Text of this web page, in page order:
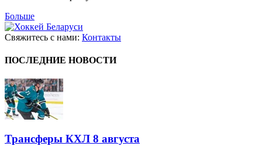
Больше
Свяжитесь с нами: Контакты
ПОСЛЕДНИЕ НОВОСТИ
Трансферы КХЛ 8 августа